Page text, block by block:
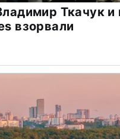
Ткачук и
взорвали